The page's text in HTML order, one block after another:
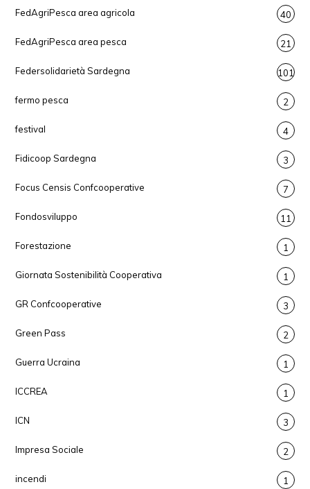
FedAgriPesca area agricola 40
FedAgriPesca area pesca 21
Federsolidarietà Sardegna 101
fermo pesca 2
festival 4
Fidicoop Sardegna 3
Focus Censis Confcooperative 7
Fondosviluppo 11
Forestazione 1
Giornata Sostenibilità Cooperativa 1
GR Confcooperative 3
Green Pass 2
Guerra Ucraina 1
ICCREA 1
ICN 3
Impresa Sociale 2
incendi 1